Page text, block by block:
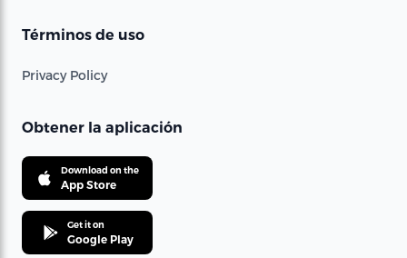
Términos de uso
Privacy Policy
Obtener la aplicación
Download on the
App Store
Get it on
Google Play